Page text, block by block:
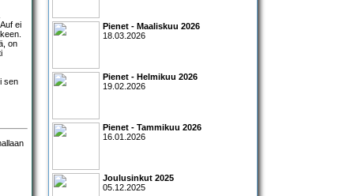
ei
on
sen
Pienet - Maaliskuu 2026
18.03.2026
Pienet - Helmikuu 2026
19.02.2026
Pienet - Tammikuu 2026
16.01.2026
Joulusinkut 2025
05.12.2025